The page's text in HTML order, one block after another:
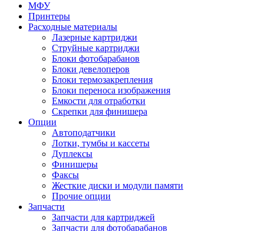
МФУ
Принтеры
Расходные материалы
Лазерные картриджи
Струйные картриджи
Блоки фотобарабанов
Блоки девелоперов
Блоки термозакрепления
Блоки переноса изображения
Емкости для отработки
Скрепки для финишера
Опции
Автоподатчики
Лотки, тумбы и кассеты
Дуплексы
Финишеры
Факсы
Жесткие диски и модули памяти
Прочие опции
Запчасти
Запчасти для картриджей
Запчасти для фотобарабанов